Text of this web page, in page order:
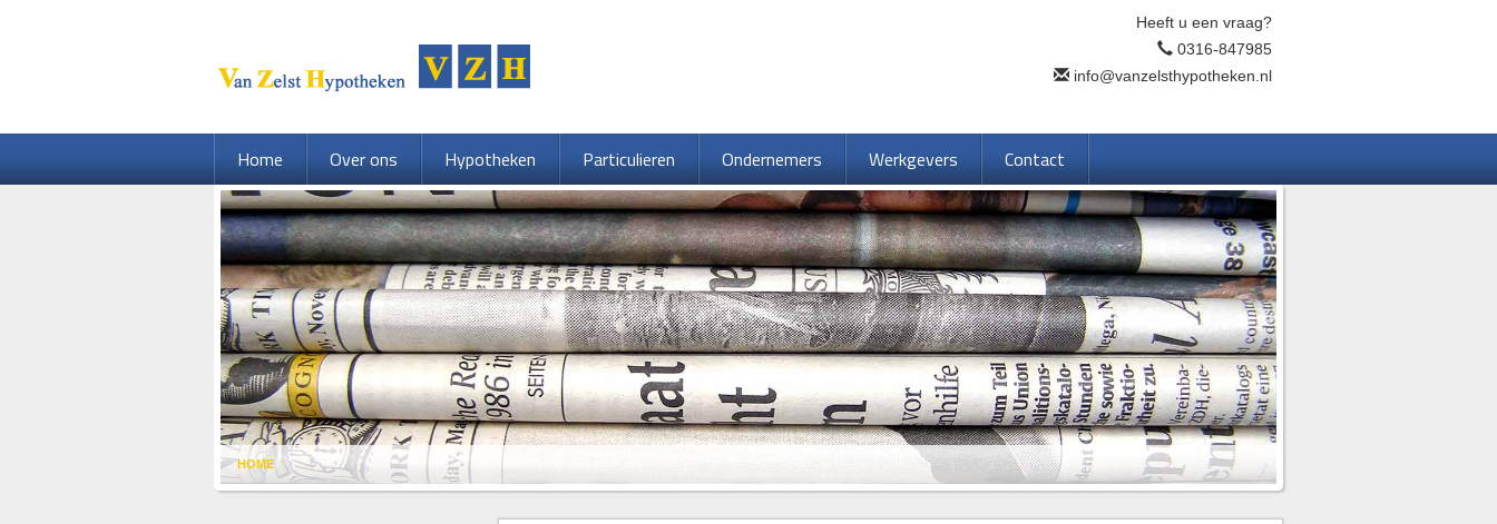
Heeft u een vraag?
0316-847985
info@vanzelsthypotheken.nl
HOME
Home Over ons Hypotheken Particulieren Ondernemers Werkgevers Contact